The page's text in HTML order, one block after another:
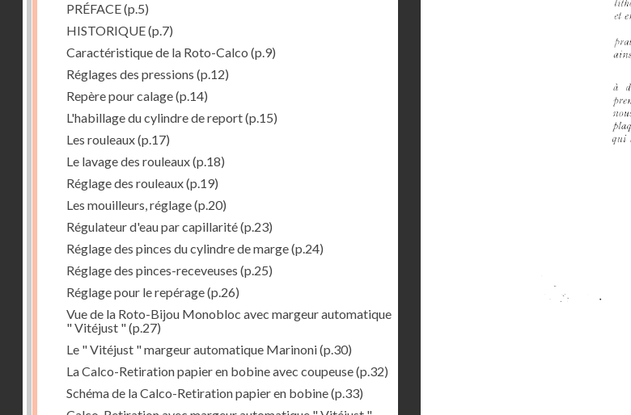
PRÉFACE(p.5)
HISTORIQUE(p.7)
Caractéristique de la Roto-Calco (p.9)
Réglages des pressions (p.12)
Repère pour calage(p.14)
L'habillage du cylindre de report(p.15)
Les rouleaux(p.17)
Le lavage des rouleaux(p.18)
Réglage des rouleaux(p.19)
Les mouilleurs, réglage(p.20)
Régulateur d'eau par capillarité(p.23)
Réglage des pinces du cylindre de marge(p.24)
Réglage des pinces-receveuses (p.25)
Réglage pour le repérage(p.26)
Vue de la Roto-Bijou Monobloc avec margeur automatique
" Vitéjust "(p.27)
Le " Vitéjust " margeur automatique Marinoni(p.30)
La Calco-Retiration papier en bobine avec coupeuse(p.32)
Schéma de la Calco-Retiration papier en bobine(p.33)